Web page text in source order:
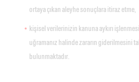
ortaya çıkan aleyhe sonuçlara itiraz etme,
kişisel verilerinizin kanuna aykırı
uğramanız halinde zararın giderilmesini
bulunmaktadır.